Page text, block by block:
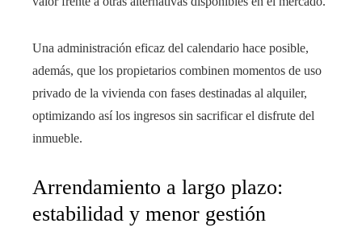
Una administración eficaz del calendario hace posible,
además, que los propietarios combinen momentos de uso
privado de la vivienda con fases destinadas al alquiler,
optimizando así los ingresos sin sacrificar el disfrute del
inmueble.
Arrendamiento a largo plazo:
estabilidad y menor gestión